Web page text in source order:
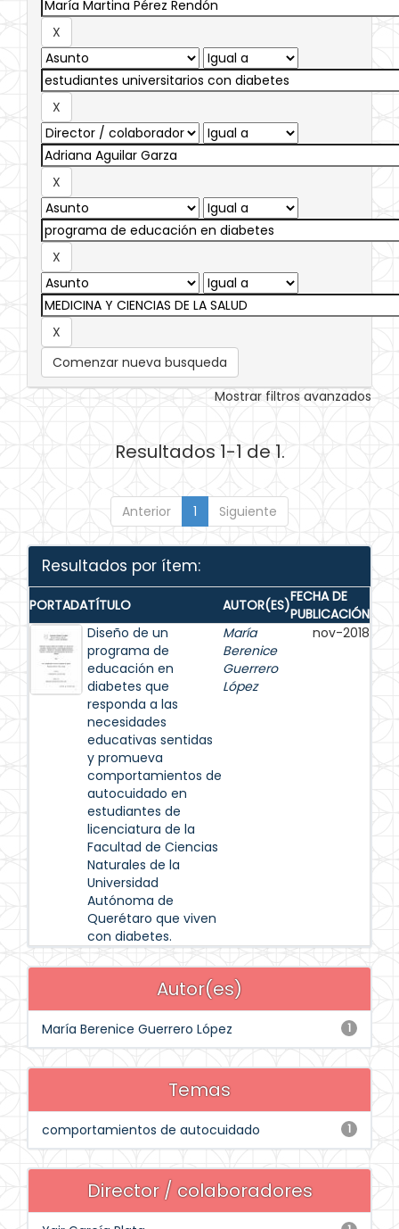
Comenzar nueva busqueda
Mostrar filtros avanzados
Resultados 1-1 de 1.
Anterior 1 Siguiente
Resultados por ítem:
PORTADATÍTULO AUTOR(ES)FECHA DE
PUBLICACIÓN
Diseño de un
programa de
educación en
diabetes que
responda a las
necesidades
educativas sentidas
y promueva
comportamientos de
autocuidado en
estudiantes de
licenciatura de la
Facultad de Ciencias
Naturales de la
Universidad
Autónoma de
Querétaro que viven
con diabetes.
María
Berenice
Guerrero
López
nov-2018
Autor(es)
1
María Berenice Guerrero López
Temas
1
comportamientos de autocuidado
Director / colaboradores